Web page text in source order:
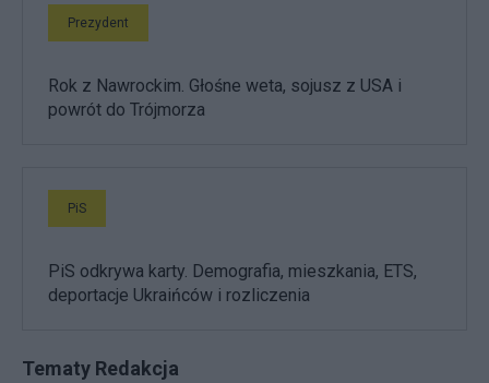
Prezydent
Rok z Nawrockim. Głośne weta, sojusz z USA i
powrót do Trójmorza
PiS
PiS odkrywa karty. Demografia, mieszkania, ETS,
deportacje Ukraińców i rozliczenia
Tematy Redakcja